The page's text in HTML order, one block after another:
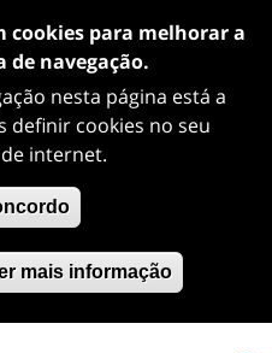
cookies para melhorar a
de navegação.
nesta página está a
definir cookies no seu
internet.
mais informação